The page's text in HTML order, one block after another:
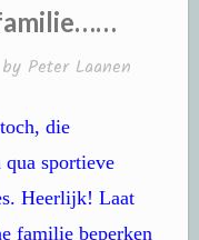
by Peter Laanen
die
sportieve
Heerlijk! Laat
familie beperken